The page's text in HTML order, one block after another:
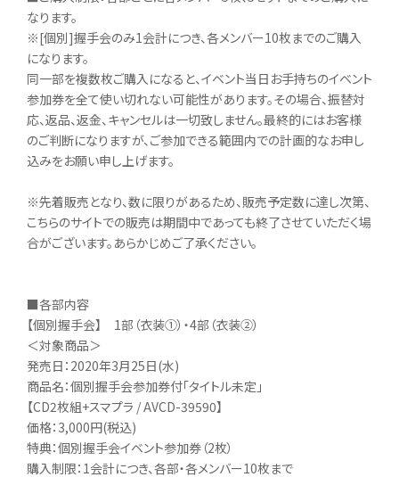
なります。
※[個別]握手会のみ1会計につき、各メンバー10枚までのご購入
になります。
同一部を複数枚ご購入になると、イベント当日お手持ちのイベント
参加券を全て使い切れない可能性があります。その場合、振替対
応、返品、返金、キャンセルは一切致しません。最終的にはお客様
のご判断になりますが、ご参加できる範囲内での計画的なお申し
込みをお願い申し上げます。
※先着販売となり、数に限りがあるため、販売予定数に達し次第、
こちらのサイトでの販売は期間中であっても終了させていただく場
合がございます。あらかじめご了承ください。
■各部内容
【個別握手会】 1部（衣装①）・4部（衣装②）
＜対象商品＞
発売日：2020年3月25日(水)
商品名：個別握手会参加券付「タイトル未定」
【CD2枚組+スマプラ / AVCD-39590】
価格：3,000円(税込)
特典：個別握手会イベント参加券（2枚）
購入制限：1会計につき、各部・各メンバー10枚まで